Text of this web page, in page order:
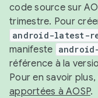
code source sur
trimestre. Pour
android-latest-
manifeste
référence à la
Pour en savoir
apportées à AOSP.